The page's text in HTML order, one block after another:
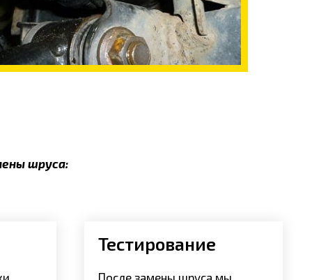
шруса:
Тестирование